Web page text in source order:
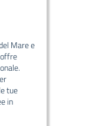
Mare e
tue
in